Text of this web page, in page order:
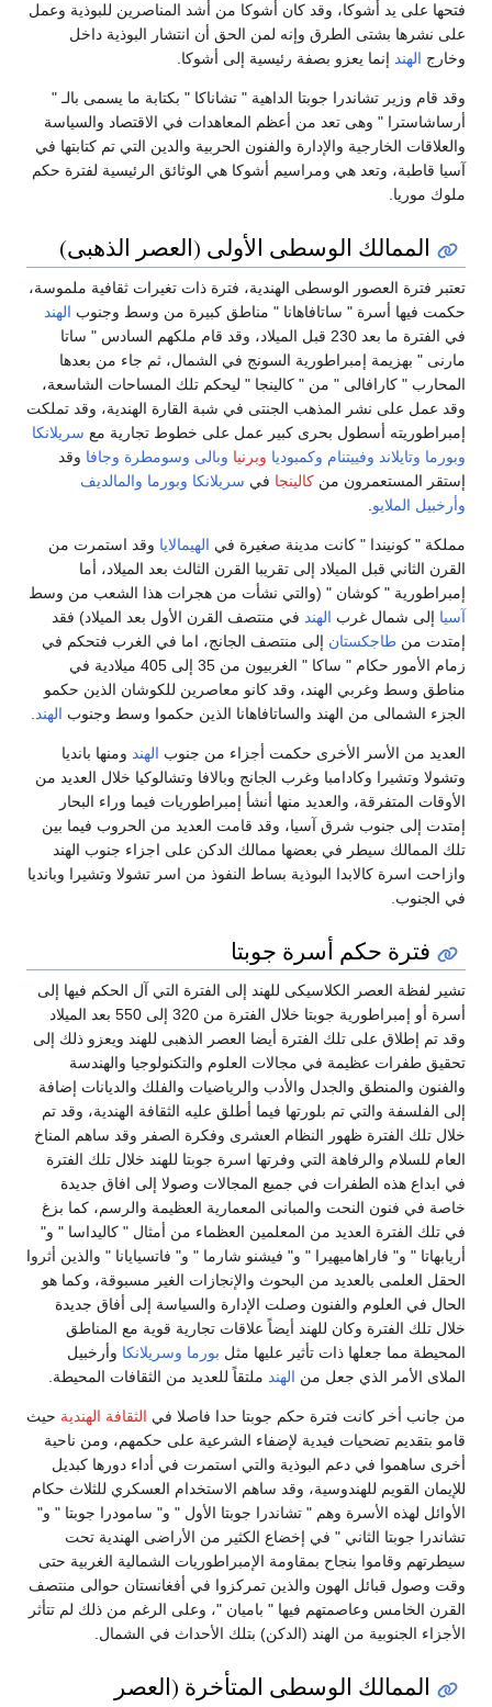
فتحها على يد أشوكا، وقد كان أشوكا من أشد المناصرين للبوذية وعمل
على نشرها بشتى الطرق وإنه لمن الحق أن انتشار البوذية داخل
وخارج الهند إنما يعزو بصفة رئيسية إلى أشوكا.
وقد قام وزير تشاندرا جوبتا الداهية " تشاناكا " بكتابة ما يسمى بالـ "
أرساشاسترا " وهى تعد من أعظم المعاهدات في الاقتصاد والسياسة
والعلاقات الخارجية والإدارة والفنون الحربية والدين التي تم كتابتها في
آسيا قاطبة، وتعد هي ومراسيم أشوكا هي الوثائق الرئيسية لفترة حكم
ملوك موريا.
الممالك الوسطى الأولى (العصر الذهبى)
تعتبر فترة العصور الوسطى الهندية، فترة ذات تغيرات ثقافية ملموسة،
حكمت فيها أسرة " ساتافاهانا " مناطق كبيرة من وسط وجنوب الهند
في الفترة ما بعد 230 قبل الميلاد، وقد قام ملكهم السادس " ساتا
مارنى " بهزيمة إمبراطورية السونج في الشمال، ثم جاء من بعدها
المحارب " كارافالى " من " كالينجا " ليحكم تلك المساحات الشاسعة،
وقد عمل على نشر المذهب الجنتى في شبة القارة الهندية، وقد تملكت
إمبراطوريته أسطول بحرى كبير عمل على خطوط تجارية مع سريلانكا
وبورما وتايلاند وفييتنام وكمبوديا وبرنيا وبالى وسومطرة وجافا وقد
إستقر المستعمرون من كالينجا في سريلانكا وبورما والمالديف
وأرخبيل الملايو
مملكة " كونيندا " كانت مدينة صغيرة في الهيمالايا وقد استمرت من
القرن الثاني قبل الميلاد إلى تقريبا القرن الثالث بعد الميلاد، أما
إمبراطورية " كوشان " (والتي نشأت من هجرات هذا الشعب من وسط
آسيا إلى شمال غرب الهند في منتصف القرن الأول بعد الميلاد) فقد
إمتدت من طاجكستان إلى منتصف الجانج، اما في الغرب فتحكم في
زمام الأمور حكام " ساكا " الغربيون من 35 إلى 405 ميلادية في
مناطق وسط وغربي الهند، وقد كانو معاصرين للكوشان الذين حكمو
الجزء الشمالى من الهند والساتافاهانا الذين حكموا وسط وجنوب الهند
العديد من الأسر الأخرى حكمت أجزاء من جنوب الهند ومنها بانديا
وتشولا وتشيرا وكادامبا وغرب الجانج وبالافا وتشالوكيا خلال العديد من
الأوقات المتفرقة، والعديد منها أنشأ إمبراطوريات فيما وراء البحار
إمتدت إلى جنوب شرق آسيا، وقد قامت العديد من الحروب فيما بين
تلك الممالك سيطر في بعضها ممالك الدكن على اجزاء جنوب الهند
وازاحت اسرة كالابدا البوذية بساط النفوذ من اسر تشولا وتشيرا وبانديا
في الجنوب.
فترة حكم أسرة جوبتا
تشير لفظة العصر الكلاسيكى للهند إلى الفترة التي آل الحكم فيها إلى
أسرة أو إمبراطورية جوبتا خلال الفترة من 320 إلى 550 بعد الميلاد
وقد تم إطلاق على تلك الفترة أيضا العصر الذهبى للهند ويعزو ذلك إلى
تحقيق طفرات عظيمة في مجالات العلوم والتكنولوجيا والهندسة
والفنون والمنطق والجدل والأدب والرياضيات والفلك والديانات إضافة
إلى الفلسفة والتي تم بلورتها فيما أطلق عليه الثقافة الهندية، وقد تم
خلال تلك الفترة ظهور النظام العشرى وفكرة الصفر وقد ساهم المناخ
العام للسلام والرفاهة التي وفرتها اسرة جوبتا للهند خلال تلك الفترة
في ابداع هذه الطفرات في جميع المجالات وصولا إلى افاق جديدة
خاصة في فنون النحت والمبانى المعمارية العظيمة والرسم، كما بزغ
في تلك الفترة العديد من المعلمين العظماء من أمثال " كاليداسا " و"
أريابهاتا " و" فاراهاميهيرا " و" فيشنو شارما " و" فاتسيايانا " والذين أثروا
الحقل العلمى بالعديد من البحوث والإنجازات الغير مسبوقة، وكما هو
الحال في العلوم والفنون وصلت الإدارة والسياسة إلى أفاق جديدة
خلال تلك الفترة وكان للهند أيضاً علاقات تجارية قوية مع المناطق
المحيطة مما جعلها ذات تأثير عليها مثل بورما وسريلانكا وأرخبيل
الملاى الأمر الذي جعل من الهند ملتقاً للعديد من الثقافات المحيطة.
من جانب أخر كانت فترة حكم جوبتا حدا فاصلا في الثقافة الهندية حيث
قامو بتقديم تضحيات فيدية لإضفاء الشرعية على حكمهم، ومن ناحية
أخرى ساهموا في دعم البوذية والتي استمرت في أداء دورها كبديل
للإيمان القويم للهندوسية، وقد ساهم الاستخدام العسكري للثلاث حكام
الأوائل لهذه الأسرة وهم " تشاندرا جوبتا الأول " و" سامودرا جوبتا " و"
تشاندرا جوبتا الثاني " في إخضاع الكثير من الأراضى الهندية تحت
سيطرتهم وقاموا بنجاح بمقاومة الإمبراطوريات الشمالية الغربية حتى
وقت وصول قبائل الهون والذين تمركزوا في أفغانستان حوالى منتصف
القرن الخامس وعاصمتهم فيها " باميان "، وعلى الرغم من ذلك لم تتأثر
الأجزاء الجنوبية من الهند (الدكن) بتلك الأحداث في الشمال.
الممالك الوسطى المتأخرة (العصر